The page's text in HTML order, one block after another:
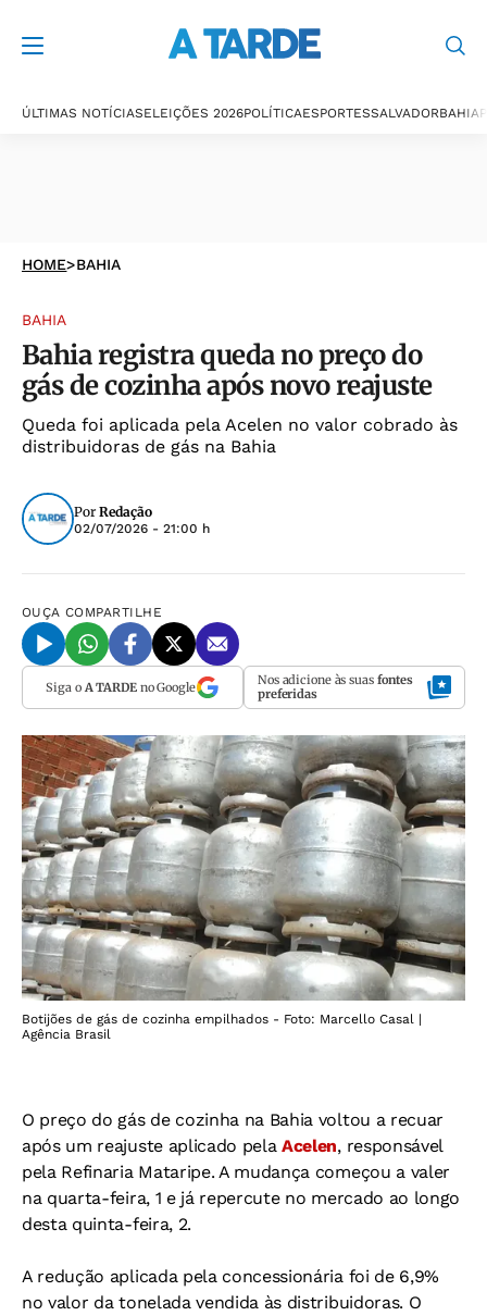
ÚLTIMAS NOTÍCIASELEIÇÕES 2026POLÍTICAESPORTESSALVADORBAHIA
HOME>BAHIA
BAHIA
Bahia registra queda no preço do
gás de cozinha após novo reajuste
Queda foi aplicada pela Acelen no valor cobrado às
distribuidoras de gás na Bahia
Por Redação
02/07/2026 - 21:00 h
OUÇA COMPARTILHE
Siga o A TARDEno Google Nos adicione às suas fontes
preferidas
Botijões de gás de cozinha empilhados - Foto: Marcello Casal |
Agência Brasil
O preço do gás de cozinha na Bahia voltou a recuar
após um reajuste aplicado pelaAcelen, responsável
pela Refinaria Mataripe. A mudança começou a valer
na quarta-feira, 1 e já repercute no mercado ao longo
desta quinta-feira, 2.
A redução aplicada pela concessionária foi de 6,9%
no valor da tonelada vendida às distribuidoras. O